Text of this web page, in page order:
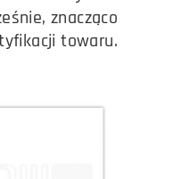
znacząco
towaru.